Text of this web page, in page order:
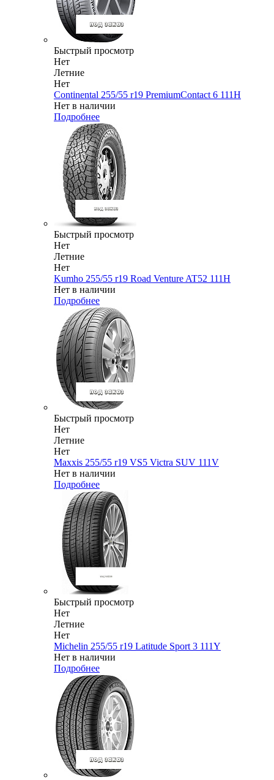
Быстрый просмотр
Нет
Летние
Нет
Continental 255/55 r19 PremiumContact 6 111H
Нет в наличии
Подробнее
Быстрый просмотр
Нет
Летние
Нет
Kumho 255/55 r19 Road Venture AT52 111H
Нет в наличии
Подробнее
Быстрый просмотр
Нет
Летние
Нет
Maxxis 255/55 r19 VS5 Victra SUV 111V
Нет в наличии
Подробнее
Быстрый просмотр
Нет
Летние
Нет
Michelin 255/55 r19 Latitude Sport 3 111Y
Нет в наличии
Подробнее